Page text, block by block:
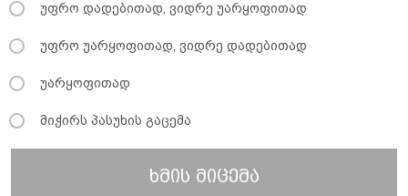
უფრო დადებითად, ვიდრე უარყოფითად
უფრო უარყოფითად, ვიდრე დადებითად
უარყოფითად
მიჭირს პასუხის გაცემა
ხმის მიცემა